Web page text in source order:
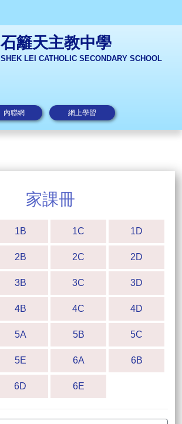
石籬天主教中學
SHEK LEI CATHOLIC SECONDARY SCHOOL
內聯網 網上學習
家課冊
1B 1C 1D
2B 2C 2D
3B 3C 3D
4B 4C 4D
5A 5B 5C
5E 6A 6B
6D 6E